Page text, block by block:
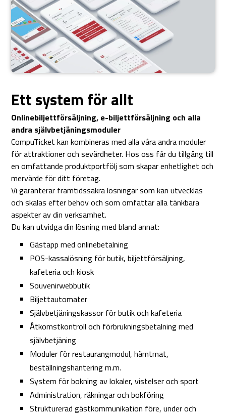
Ett system för allt
Onlinebiljettförsäljning, e-biljettförsäljning och alla
andra självbetjäningsmoduler
CompuTicket kan kombineras med alla våra andra moduler
för attraktioner och sevärdheter. Hos oss får du tillgång till
en omfattande produktportfölj som skapar enhetlighet och
mervärde för ditt företag.
Vi garanterar framtidssäkra lösningar som kan utvecklas
och skalas efter behov och som omfattar alla tänkbara
aspekter av din verksamhet.
Du kan utvidga din lösning med bland annat:
Gästapp med onlinebetalning
POS-kassalösning för butik, biljettförsäljning,
kafeteria och kiosk
Souvenirwebbutik
Biljettautomater
Självbetjäningskassor för butik och kafeteria
Åtkomstkontroll och förbrukningsbetalning med
självbetjäning
Moduler för restaurangmodul, hämtmat,
beställningshantering m.m.
System för bokning av lokaler, vistelser och sport
Administration, räkningar och bokföring
Strukturerad gästkommunikation före, under och